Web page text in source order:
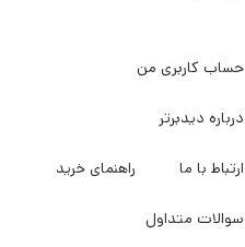
حساب کاربری من
درباره دیدبرتر
ارتباط با ما راهنمای خرید
سوالات متداول